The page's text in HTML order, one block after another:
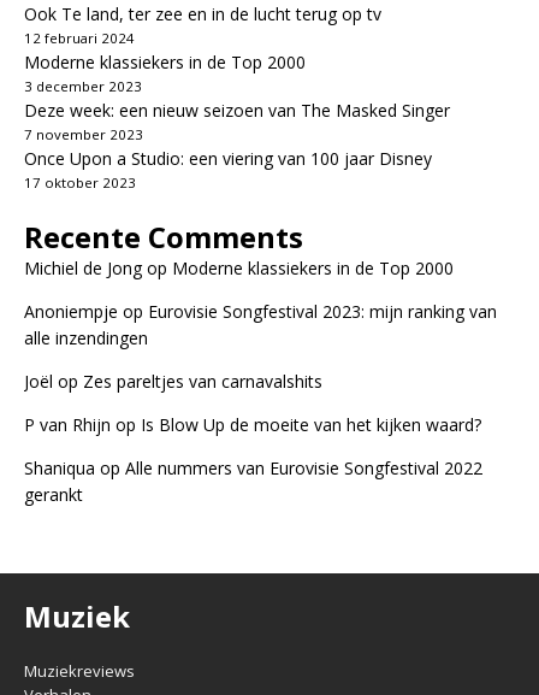
Ook Te land, ter zee en in de lucht terug op tv
12 februari 2024
Moderne klassiekers in de Top 2000
3 december 2023
Deze week: een nieuw seizoen van The Masked Singer
7 november 2023
Once Upon a Studio: een viering van 100 jaar Disney
17 oktober 2023
Recente Comments
Michiel de Jongop Moderne klassiekers in de Top 2000
Anoniempje op Eurovisie Songfestival 2023: mijn ranking van
alle inzendingen
Joël op Zes pareltjes van carnavalshits
P van Rhijn op Is Blow Up de moeite van het kijken waard?
Shaniqua op Alle nummers van Eurovisie Songfestival 2022
gerankt
Muziek
Muziekreviews